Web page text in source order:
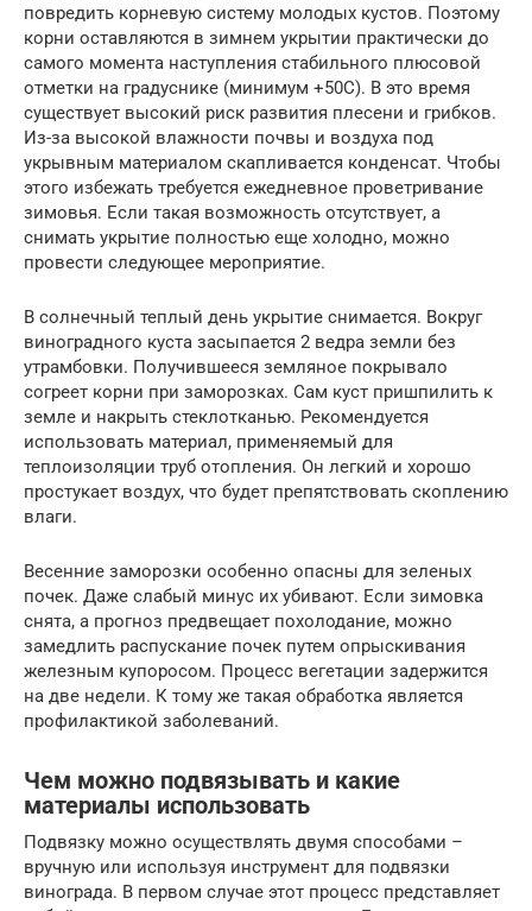
повредить корневую систему молодых кустов. Поэтому
корни оставляются в зимнем укрытии практически до
самого момента наступления стабильного плюсовой
отметки на градуснике (минимум +50С). В это время
существует высокий риск развития плесени и грибков.
Из-за высокой влажности почвы и воздуха под
укрывным материалом скапливается конденсат. Чтобы
этого избежать требуется ежедневное проветривание
зимовья. Если такая возможность отсутствует, а
снимать укрытие полностью еще холодно, можно
провести следующее мероприятие.
В солнечный теплый день укрытие снимается. Вокруг
виноградного куста засыпается 2 ведра земли без
утрамбовки. Получившееся земляное покрывало
согреет корни при заморозках. Сам куст пришпилить к
земле и накрыть стеклотканью. Рекомендуется
использовать материал, применяемый для
теплоизоляции труб отопления. Он легкий и хорошо
простукает воздух, что будет препятствовать скоплению
влаги.
Весенние заморозки особенно опасны для зеленых
почек. Даже слабый минус их убивают. Если зимовка
снята, а прогноз предвещает похолодание, можно
замедлить распускание почек путем опрыскивания
железным купоросом. Процесс вегетации задержится
на две недели. К тому же такая обработка является
профилактикой заболеваний.
Чем можно подвязывать и какие
материалы использовать
Подвязку можно осуществлять двумя способами –
вручную или используя инструмент для подвязки
винограда. В первом случае этот процесс представляет